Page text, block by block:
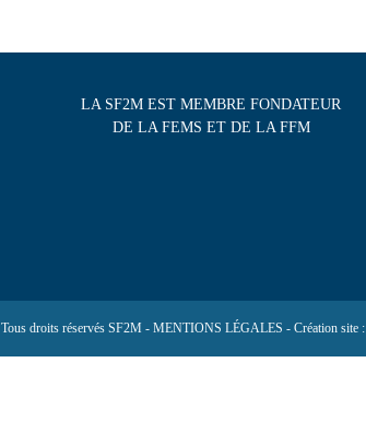
LA SF2M EST MEMBRE FONDATEUR
DE LA FEMS ET DE LA FFM
droits réservés SF2M - MENTIONS LÉGALES - Création site :